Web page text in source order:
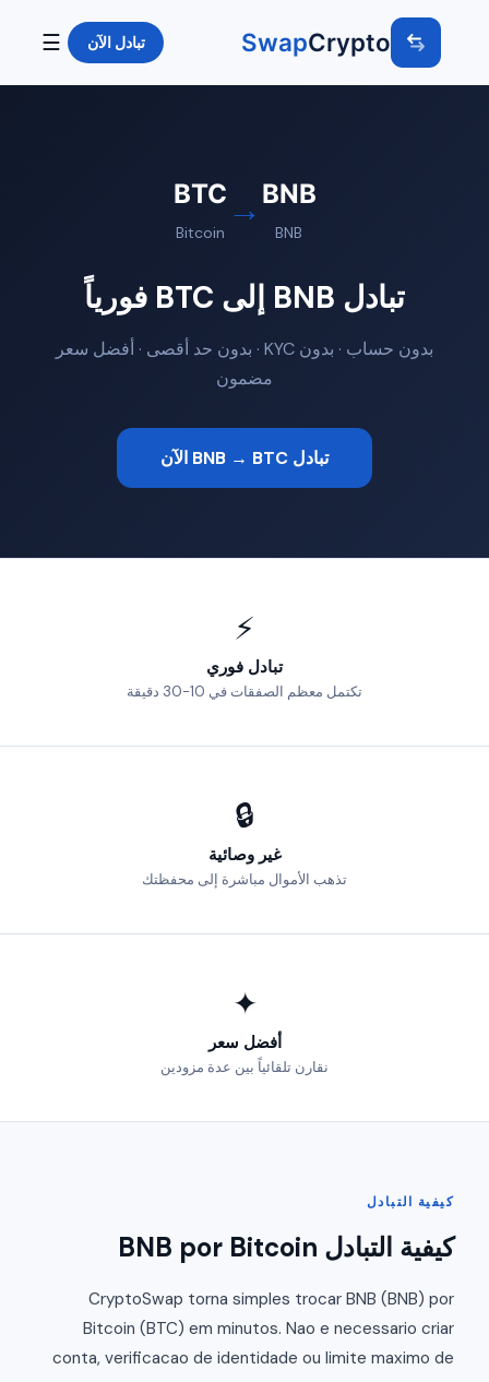
Crypto
Swap تبادل الآن ☰
BNB
BNB
→
BTC
Bitcoin
تبادل BNB إلى BTC فورياً
بدون حساب · بدون KYC · بدون حد أقصى · أفضل سعر
مضمون
تبادل BNB → BTC الآن
⚡
تبادل فوري
تكتمل معظم الصفقات في 10-30 دقيقة
🔒
غير وصائية
تذهب الأموال مباشرة إلى محفظتك
✦
أفضل سعر
نقارن تلقائياً بين عدة مزودين
كيفية التبادل
كيفية التبادل BNB por Bitcoin
CryptoSwap torna simples trocar BNB (BNB) por
Bitcoin (BTC) em minutos. Nao e necessario criar
conta, verificacao de identidade ou limite maximo de